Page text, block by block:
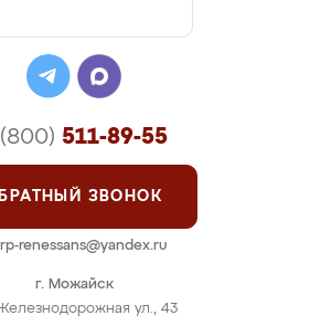
г. Можайск
ул., 43
511-89-55
ЗВОНОК
renessans@yandex.ru